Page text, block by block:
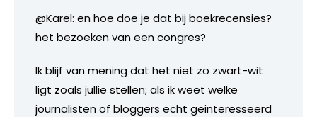
@Karel: en hoe doe je dat bij boekrecensies?
het bezoeken van een congres?
Ik blijf van mening dat het niet zo zwart-wit
ligt zoals jullie stellen; als ik weet welke
journalisten of bloggers echt geinteresseerd